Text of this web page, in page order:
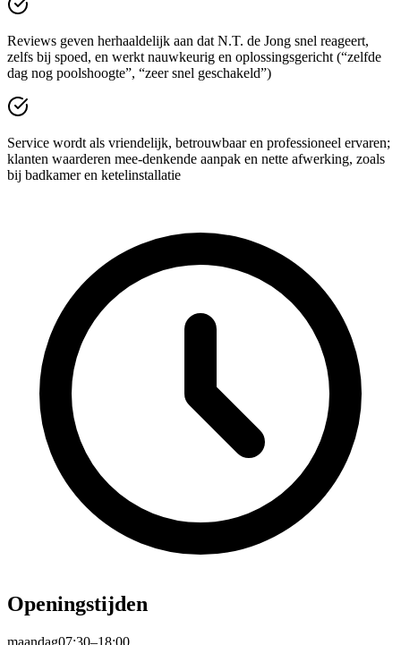
Reviews geven herhaaldelijk aan dat N.T. de Jong snel reageert,
zelfs bij spoed, en werkt nauwkeurig en oplossingsgericht (“zelfde
dag nog poolshoogte”, “zeer snel geschakeld”)
Service wordt als vriendelijk, betrouwbaar en professioneel ervaren;
klanten waarderen mee-denkende aanpak en nette afwerking, zoals
bij badkamer en ketelinstallatie
Openingstijden